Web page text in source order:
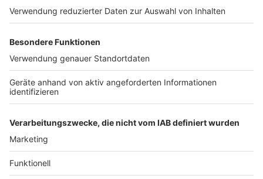
Werben
Archiv
ANTENNE BAYERN GROUP
Stiftung ANTENNE BAYERN
hilft
Teilnahmebedingungen
Grounding Page ANTENNE
BAYERN